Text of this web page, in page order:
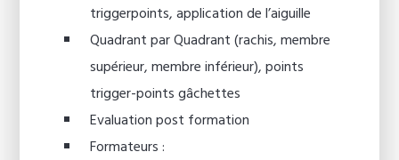
triggerpoints, application de l’aiguille
Quadrant par Quadrant (rachis, membre
supérieur, membre inférieur), points
trigger-points gâchettes
Evaluation post formation
Formateurs :